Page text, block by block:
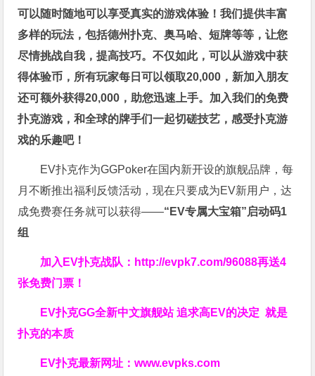
可以随时随地可以享受真实的游戏体验！我们提供丰富
多样的玩法，包括德州扑克、奥马哈、短牌等等，让您
尽情挑战自我，提高技巧。不仅如此，可以从游戏中获
得体验币，所有玩家每日可以领取20,000，新加入朋友
还可额外获得20,000，助您迅速上手。 加入我们的免费
扑克游戏，和全球的牌手们一起切磋技艺，感受扑克游
戏的乐趣吧！
EV扑克作为GGPoker在国内新开设的旗舰品牌，每
月不断推出福利反馈活动，现在只要成为EV新用户，达
成免费赛任务就可以获得——“EV专属大宝箱”启动码1
组
加入EV扑克战队： http://evpk7.com/96088再送4
张免费门票！
EV扑克GG全新中文旗舰站追求高EV的决定就是
扑克的本质
EV扑克最新网址：www.evpks.com